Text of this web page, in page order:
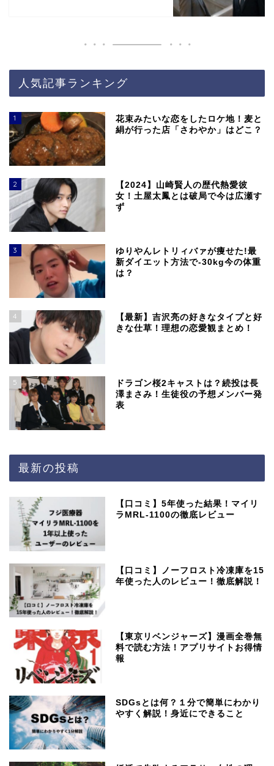
人気記事ランキング
1
花束みたいな恋をしたロケ地！麦と
絹が行った店「さわやか」はどこ？
2
【2024】山崎賢人の歴代熱愛彼
女！土屋太鳳とは破局で今は広瀬す
ず
3
ゆりやんレトリィバァが痩せた!最
新ダイエット方法で-30kg今の体重
は？
4
【最新】吉沢亮の好きなタイプと好
きな仕草！理想の恋愛観まとめ！
5
ドラゴン桜2キャストは？続投は長
澤まさみ！生徒役の予想メンバー発
表
最新の投稿
【口コミ】5年使った結果！マイリ
ラMRL-1100の徹底レビュー
【口コミ】ノーフロスト冷凍庫を15
年使った人のレビュー！徹底解説！
【東京リベンジャーズ】漫画全巻無
料で読む方法！アプリサイトお得情
報
SDGsとは何？１分で簡単にわかり
やすく解説！身近にできること